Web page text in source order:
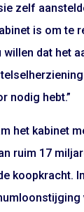
zelf
is om te
willen dat het
nodig hebt.”
het kabinet
ruim 17
koopkracht.